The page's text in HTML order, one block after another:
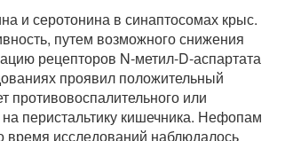
и серотонина в синаптосомах крыс.
путем возможного снижения
рецепторов N-метил-D-аспартата
проявил положительный
или
перистальтику кишечника. Нефопам
исследований наблюдалось